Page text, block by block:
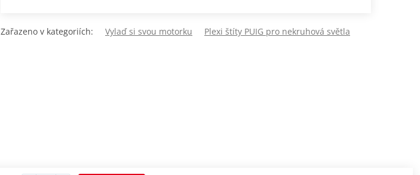
Zařazeno v kategoriích: Vylaď si svou motorku Plexi štíty PUIG pro nekruhová světla